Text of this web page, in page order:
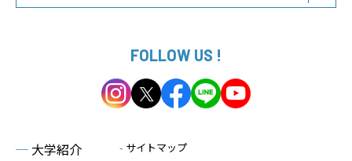
FOLLOW US !
─ 大学紹介
- サイトマップ